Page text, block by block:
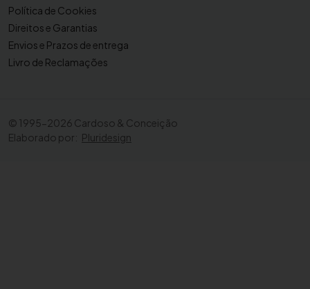
Política de Cookies
Direitos e Garantias
Envios e Prazos de entrega
Livro de Reclamações
© 1995-2026 Cardoso & Conceição
Elaborado por: Pluridesign